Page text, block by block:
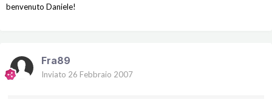
benvenuto Daniele!
Fra89
Inviato 26 Febbraio 2007